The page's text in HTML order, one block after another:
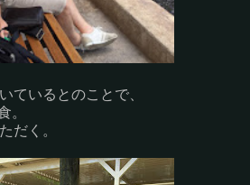
ているとのことで、
。
だく。